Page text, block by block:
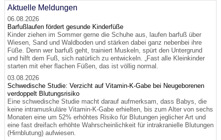
Aktuelle Meldungen
06.08.2026
Barfußlaufen fördert gesunde Kinderfüße
Kinder ziehen im Sommer gerne die Schuhe aus, laufen barfuß über
Wiesen, Sand und Waldboden und stärken dabei ganz nebenbei ihre
Füße. Denn wer barfuß geht, trainiert Muskeln, spürt den Untergrund
und hilft dem Fuß, sich natürlich zu entwickeln. „Fast alle Kleinkinder
starten mit eher flachen Füßen, das ist völlig normal.
03.08.2026
Schwedische Studie: Verzicht auf Vitamin-K-Gabe bei Neugeborenen
verdoppelt Blutungsrisiko
Eine schwedische Studie macht darauf aufmerksam, dass Babys, die
keine intramuskuläre Vitamin-K-Gabe erhielten, bis zum Alter von sechs
Monaten eine um 52% erhöhtes Risiko für Blutungen jeglicher Art und
eine fast dreifach erhöhte Wahrscheinlichkeit für intrakranielle Blutungen
(Hirnblutung) aufwiesen.